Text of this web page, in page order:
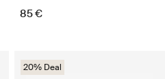
85 €
20% Deal